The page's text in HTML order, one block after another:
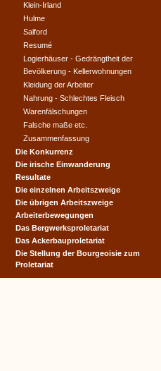
Klein-Irland
Hulme
Salford
Resumé
Logierhäuser - Gedrängtheit der
Bevölkerung - Kellerwohnungen
Kleidung der Arbeiter
Nahrung - Schlechtes Fleisch
Warenfälschungen
Falsche maße etc.
Zusammenfassung
Die Konkurrenz
Die irische Einwanderung
Resultate
Die einzelnen Arbeitszweige
Die übrigen Arbeitszweige
Arbeiterbewegungen
Das Bergwerksproletariat
Das Ackerbauproletariat
Die Stellung der Bourgeoisie zum
Proletariat